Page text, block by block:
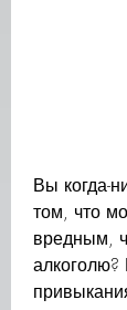
Вы когда-
том, что
вредным,